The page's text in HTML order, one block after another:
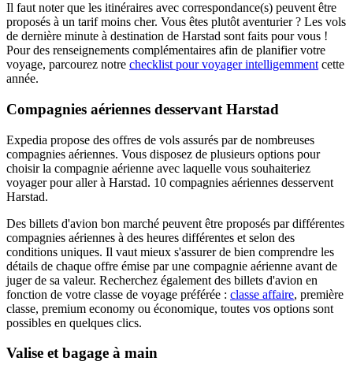
Il faut noter que les itinéraires avec correspondance(s) peuvent être
proposés à un tarif moins cher. Vous êtes plutôt aventurier ? Les vols
de dernière minute à destination de Harstad sont faits pour vous !
Pour des renseignements complémentaires afin de planifier votre
voyage, parcourez notre checklist pour voyager intelligemment cette
année.
Compagnies aériennes desservant Harstad
Expedia propose des offres de vols assurés par de nombreuses
compagnies aériennes. Vous disposez de plusieurs options pour
choisir la compagnie aérienne avec laquelle vous souhaiteriez
voyager pour aller à Harstad. 10 compagnies aériennes desservent
Harstad.
Des billets d'avion bon marché peuvent être proposés par différentes
compagnies aériennes à des heures différentes et selon des
conditions uniques. Il vaut mieux s'assurer de bien comprendre les
détails de chaque offre émise par une compagnie aérienne avant de
juger de sa valeur. Recherchez également des billets d'avion en
fonction de votre classe de voyage préférée : classe affaire, première
classe, premium economy ou économique, toutes vos options sont
possibles en quelques clics.
Valise et bagage à main